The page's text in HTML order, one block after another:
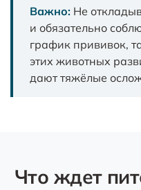
Важно: Не
и обязательно
график прививок,
этих животных
дают тяжёлые
Что ждет